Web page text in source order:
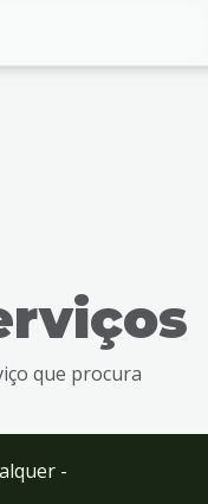
que procura
-